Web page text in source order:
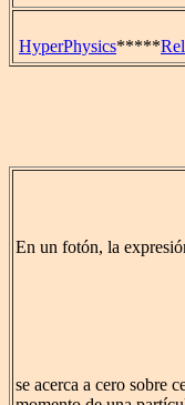
HyperPhysics*****
En un fotón, la
se acerca a cero sobre